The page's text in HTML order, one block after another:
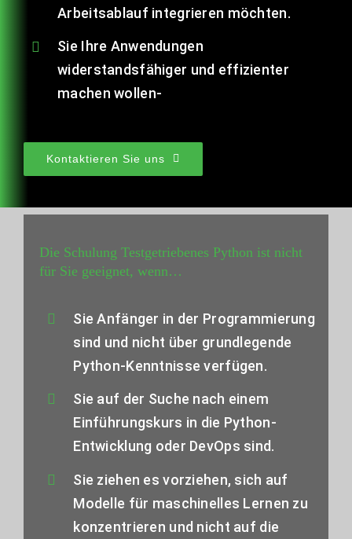
Arbeitsablauf integrieren möchten.
Sie Ihre Anwendungen
widerstandsfähiger und effizienter
machen wollen-
Kontaktieren Sie uns
Die Schulung Testgetriebenes Python ist nicht
für Sie geeignet, wenn…
Sie Anfänger in der Programmierung
sind und nicht über grundlegende
Python-Kenntnisse verfügen.
Sie auf der Suche nach einem
Einführungskurs in die Python-
Entwicklung oder DevOps sind.
Sie ziehen es vorziehen, sich auf
Modelle für maschinelles Lernen zu
konzentrieren und nicht auf die